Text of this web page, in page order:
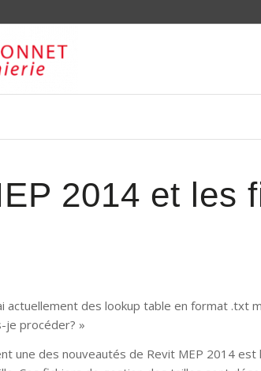
2014 et les
actuellement des lookup table en format .txt
je procéder? »
une des nouveautés de Revit MEP 2014 est